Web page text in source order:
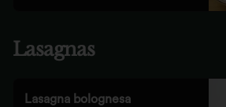
Lasagnas
Lasagna bolognesa